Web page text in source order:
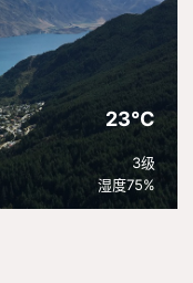
23°C
3级
湿度75%